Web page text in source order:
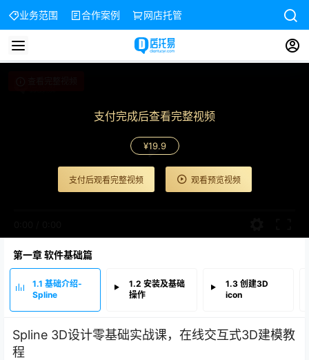
业务范围 合作案例 网店托管
支付完成后查看完整视频
¥19.9
支付后观看完整视频 观看预览视频
第一章 软件基础篇
1.1 基础介绍-
Spline
1.2 安装及基础
操作
1.3 创建3D
icon
Spline 3D设计零基础实战课，在线交互式3D建模教
程